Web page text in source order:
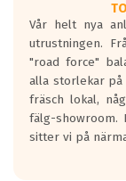
Vår helt nya
utrustningen.
"road force"
alla storlekar på
fräsch lokal,
fälg-showroom.
sitter vi på